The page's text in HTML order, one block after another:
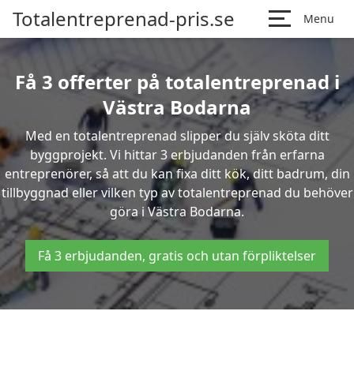
Totalentreprenad-pris.se Menu
Få 3 offerter på totalentreprenad i
Västra Bodarna
Med en totalentreprenad slipper du själv sköta ditt
byggprojekt. Vi hittar 3 erbjudanden från erfarna
entreprenörer, så att du kan fixa ditt kök, ditt badrum, din
tillbyggnad eller vilken typ av totalentreprenad du behöver
göra i Västra Bodarna.
Få 3 erbjudanden, gratis och utan förpliktelser